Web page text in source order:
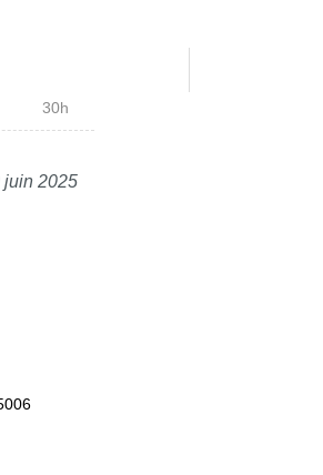
30h
juin 2025